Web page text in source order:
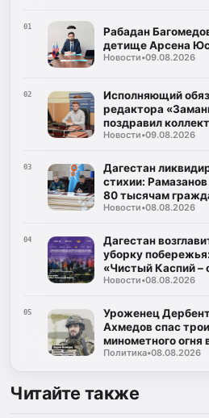
01
Рабадан
детище Арсена
Новости•09.08.2026
02
Исполняющий
редактора
поздравил
летним юбилеем
Новости•09.08.2026
03
Дагестан
стихии:
80 тысячам
Новости•08.08.2026
04
Дагестан
уборку
«Чистый Каспий –
ответственность»
Новости•08.08.2026
05
Уроженец
Ахмедов спас
минометного огня
Политика•08.08.2026
Читайте также